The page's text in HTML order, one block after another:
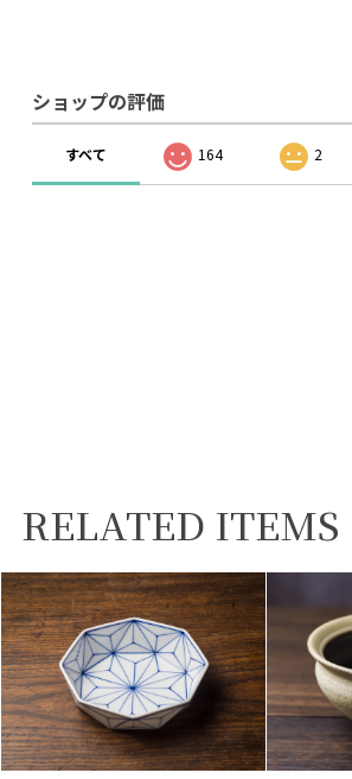
ショップの評価
すべて 164 2
RELATED ITEMS